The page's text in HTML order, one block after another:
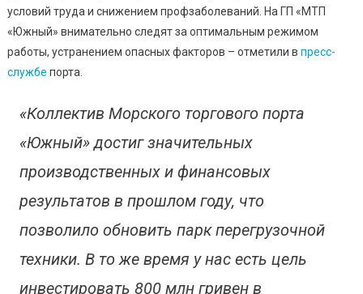
условий труда и снижением профзаболеваний. На ГП «МТП
«Южный» внимательно следят за оптимальным режимом
работы, устранением опасных факторов – отметили в пресс-
службе порта.
«Коллектив Морского торгового порта
«Южный» достиг значительных
производственных и финансовых
результатов в прошлом году, что
позволило обновить парк перегрузочной
техники. В то же время у нас есть цель
инвестировать 800 млн гривен в